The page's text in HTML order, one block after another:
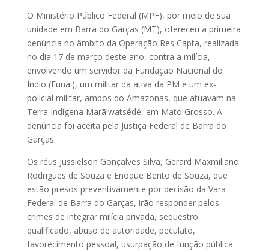
O Ministério Público Federal (MPF), por meio de sua
unidade em Barra do Garças (MT), ofereceu a primeira
denúncia no âmbito da Operação Res Capta, realizada
no dia 17 de março deste ano, contra a milícia,
envolvendo um servidor da Fundação Nacional do
Índio (Funai), um militar da ativa da PM e um ex-
policial militar, ambos do Amazonas, que atuavam na
Terra Indígena Marãiwatsédé, em Mato Grosso. A
denúncia foi aceita pela Justiça Federal de Barra do
Garças.
Os réus Jussielson Gonçalves Silva, Gerard Maxmiliano
Rodrigues de Souza e Enoque Bento de Souza, que
estão presos preventivamente por decisão da Vara
Federal de Barra do Garças, irão responder pelos
crimes de integrar milícia privada, sequestro
qualificado, abuso de autoridade, peculato,
favorecimento pessoal, usurpação de função pública